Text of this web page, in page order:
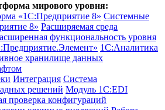
мирового уровня:
«1С:Предприятие 8» Системные
8» Расширяемая среда
функциональность уровня
1C:Аналитика
хранилище данных
Интеграция Система
решений Модуль 1C:EDI
проверка конфигураций